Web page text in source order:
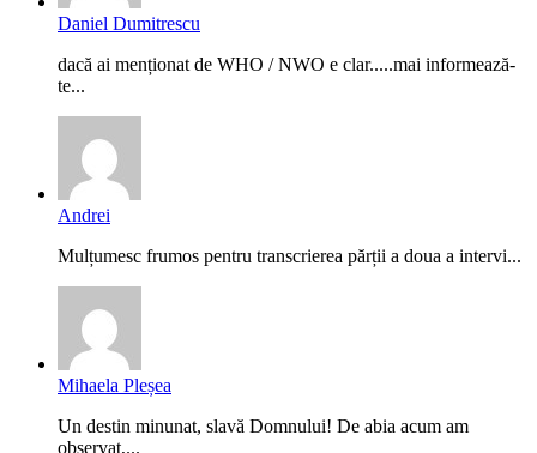
Daniel Dumitrescu
dacă ai menționat de WHO / NWO e clar.....mai informează-
te...
Andrei
Mulțumesc frumos pentru transcrierea părții a doua a intervi...
Mihaela Pleșea
Un destin minunat, slavă Domnului! De abia acum am
observat,...